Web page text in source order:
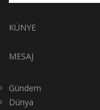
KÜNYE
MESAJ
Gündem
Dünya